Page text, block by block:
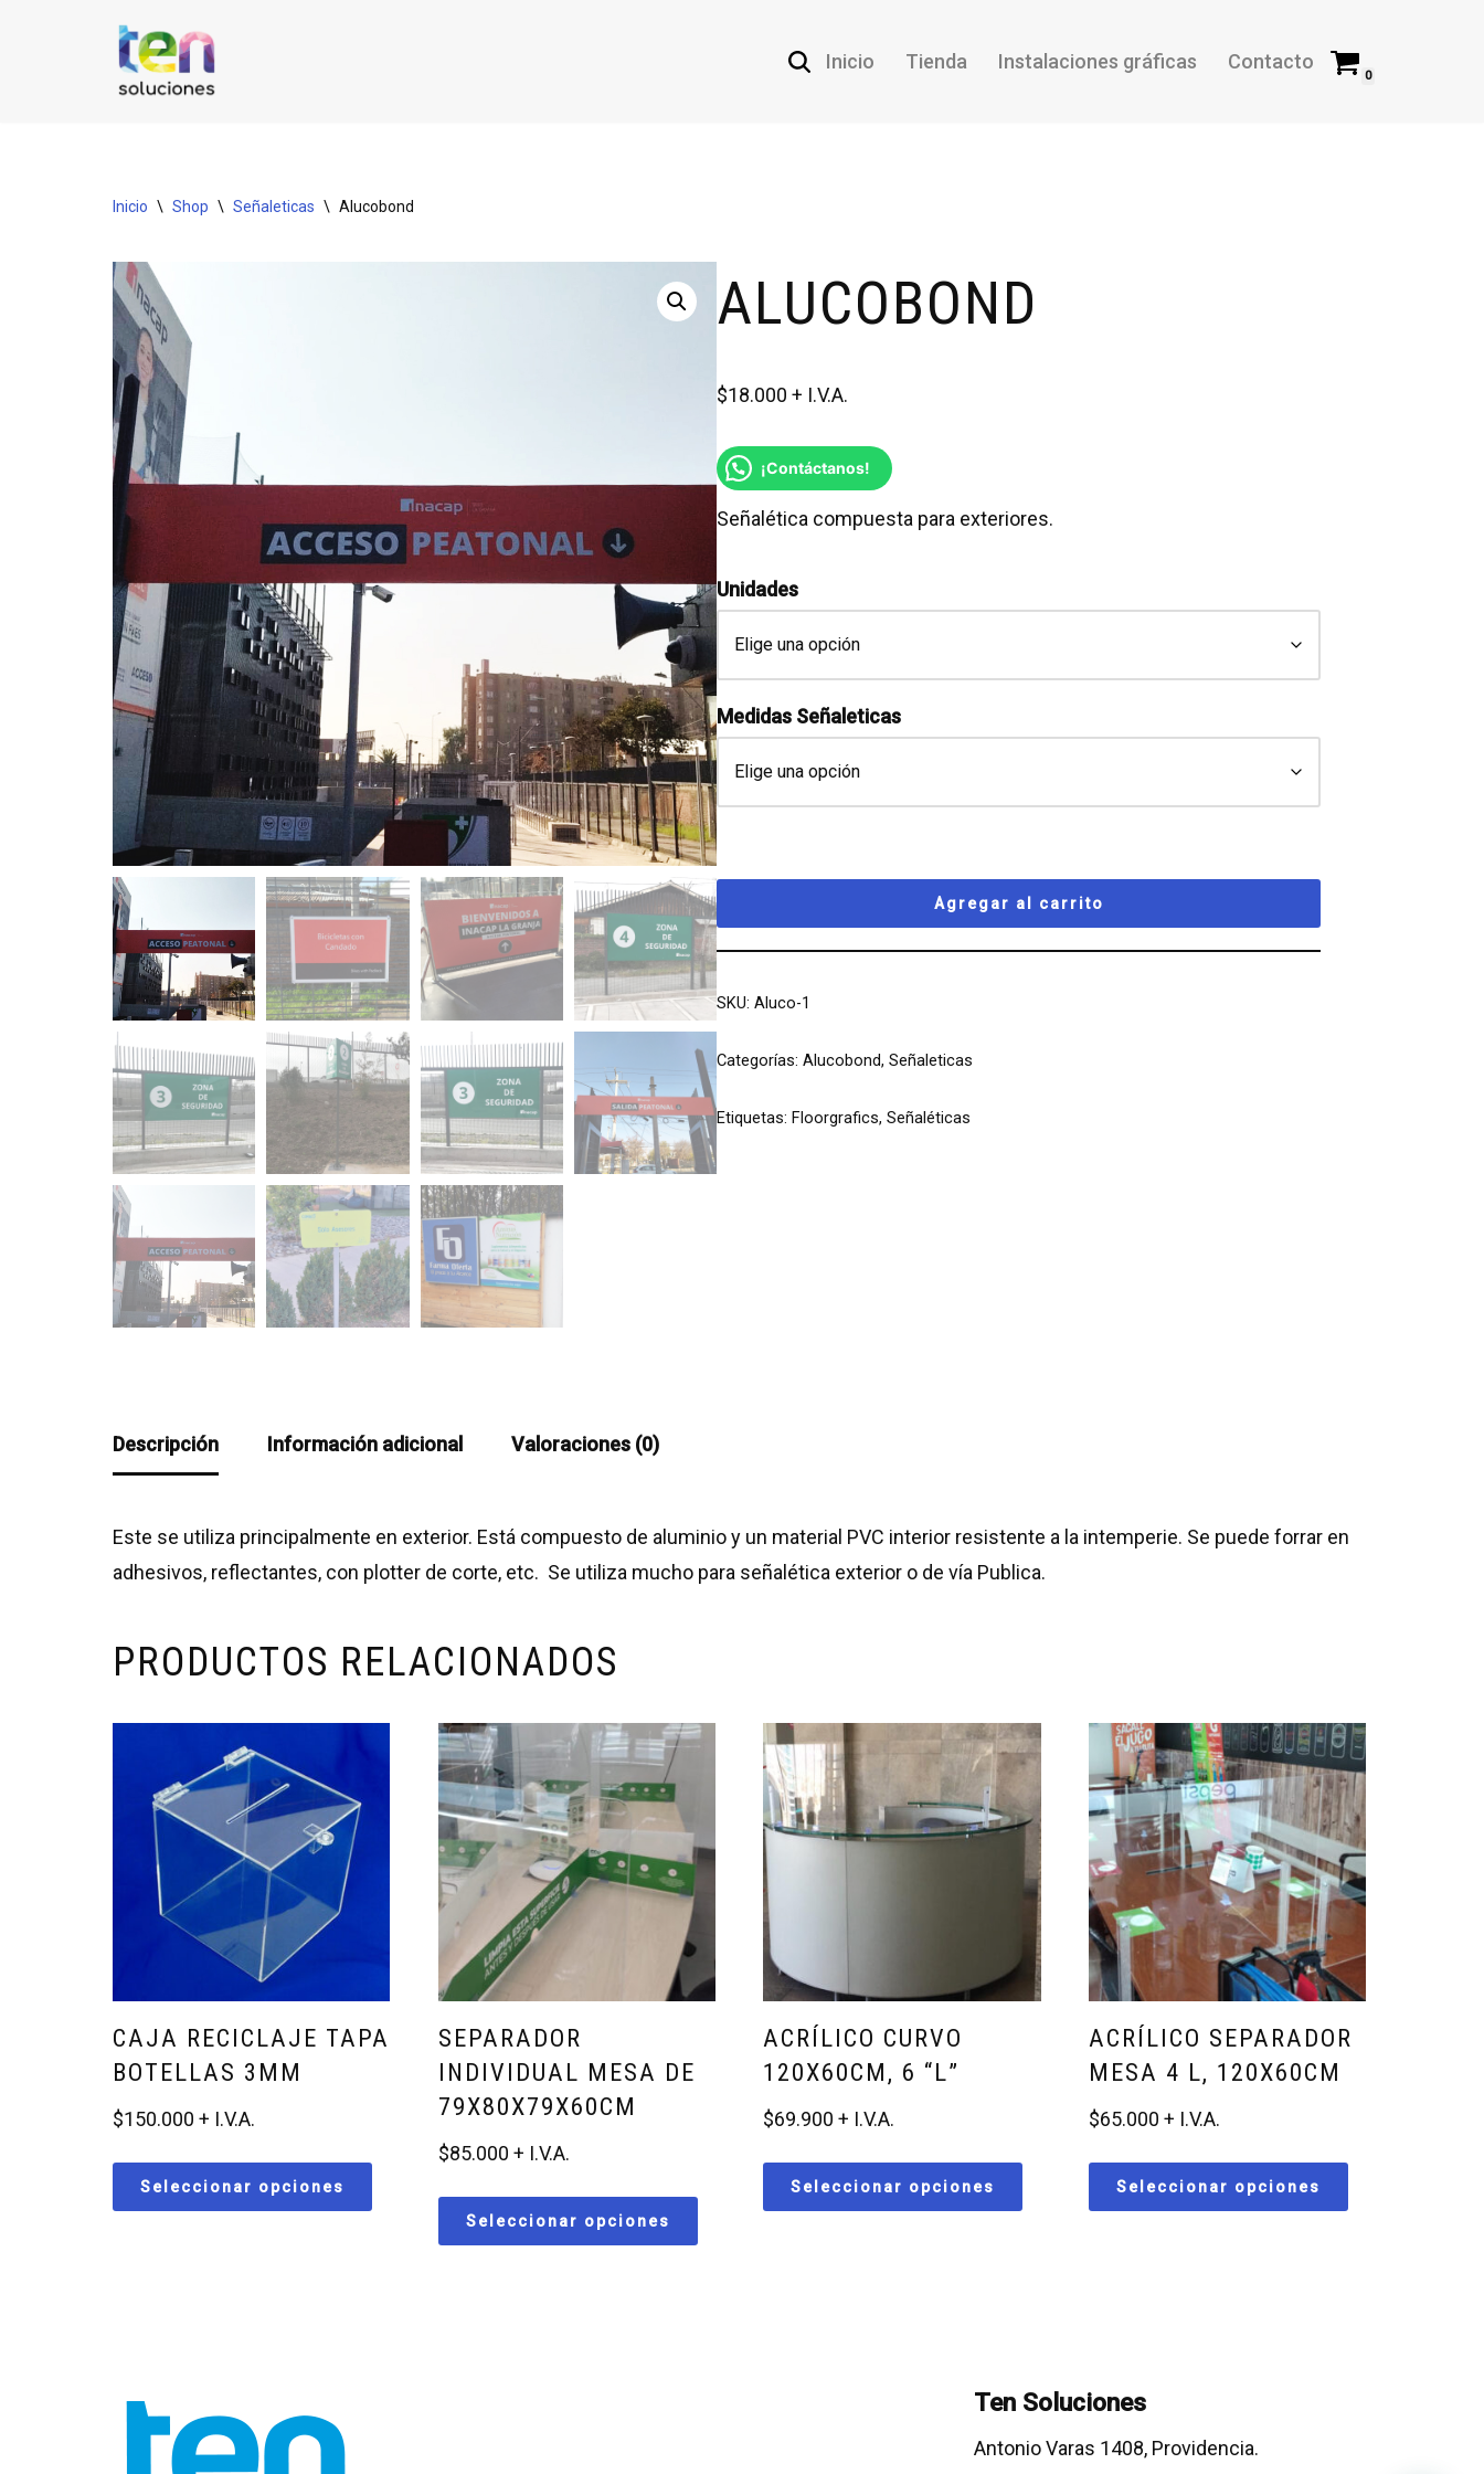
Inicio Tienda Instalaciones gráficas Contacto
0
Inicio \ Shop \ Señaleticas \ Alucobond
ALUCOBOND
$18.000
¡Contáctanos!
Señalética compuesta para exteriores.
Unidades
Medidas Señaleticas
Agregar al carrito
SKU:Aluco-1
Categorías:Alucobond,Señaleticas
Etiquetas:Floorgrafics,Señaléticas
Descripción Información adicional Valoraciones (0)
Este se utiliza principalmente en exterior. Está compuesto de aluminio y un material PVC interior resistente a la intemperie. Se puede forrar en
adhesivos, reflectantes, con plotter de corte, etc. Se utiliza mucho para señalética exterior o de vía Publica.
PRODUCTOS RELACIONADOS
CAJA RECICLAJE TAPA
BOTELLAS 3MM
$150.000
Seleccionar opciones
SEPARADOR
INDIVIDUAL MESA DE
79X80X79X60CM
$85.000
Seleccionar opciones
ACRÍLICO CURVO
120X60CM, 6 “L”
$69.900
Seleccionar opciones
ACRÍLICO SEPARADOR
MESA 4 L, 120X60CM
$65.000
Seleccionar opciones
Ten Soluciones
Antonio Varas 1408, Providencia.